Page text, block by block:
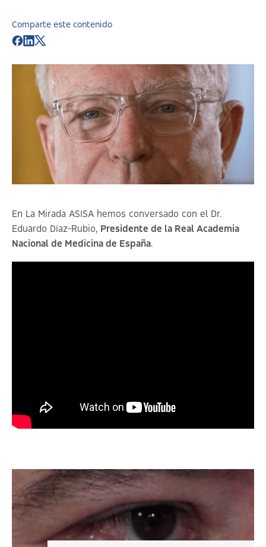
Comparte este contenido
En La Mirada ASISA hemos conversado con el Dr.
Eduardo Díaz-Rubio, Presidente de la Real Academia
Nacional de Medicina de España.